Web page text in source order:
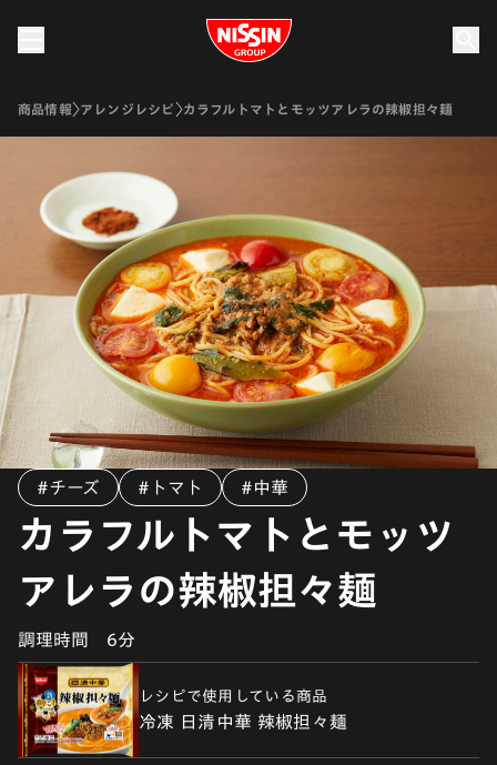
Nissin Group
商品情報 アレンジレシピ カラフルトマトとモッツアレラの辣椒担々麺
#チーズ #トマト #中華
カラフルトマトとモッツ
アレラの辣椒担々麺
調理時間 6分
レシピで使用している商品
冷凍 日清中華 辣椒担々麺